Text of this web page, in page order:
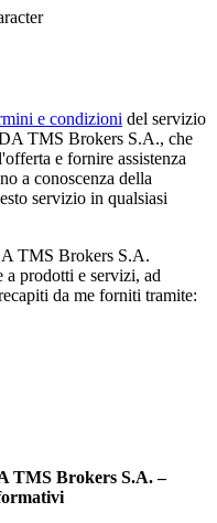
e condizioni del servizio
TMS Brokers S.A., che
e fornire assistenza
a conoscenza della
servizio in qualsiasi
TMS Brokers S.A.
prodotti e servizi, ad
da me forniti tramite:
TMS Brokers S.A. –